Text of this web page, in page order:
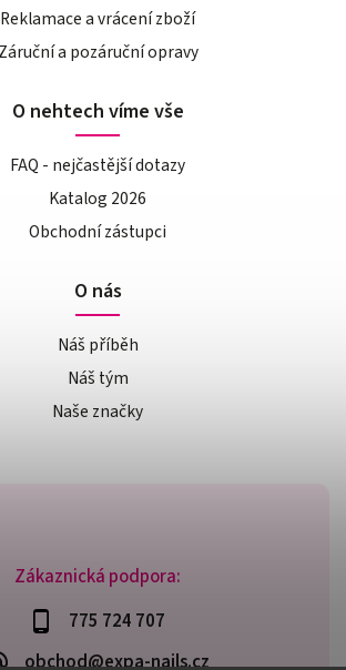
Zákaznická podpora:
775 724 707
obchod@expa-nails.cz
Reklamace a vrácení zboží
Záruční a pozáruční opravy
O nehtech víme vše
FAQ - nejčastější dotazy
Katalog 2026
Obchodní zástupci
O nás
Náš příběh
Náš tým
Naše značky